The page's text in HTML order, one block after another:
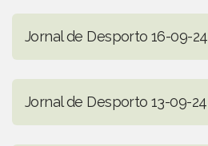
Jornal de Desporto 16-09-24
Jornal de Desporto 13-09-24